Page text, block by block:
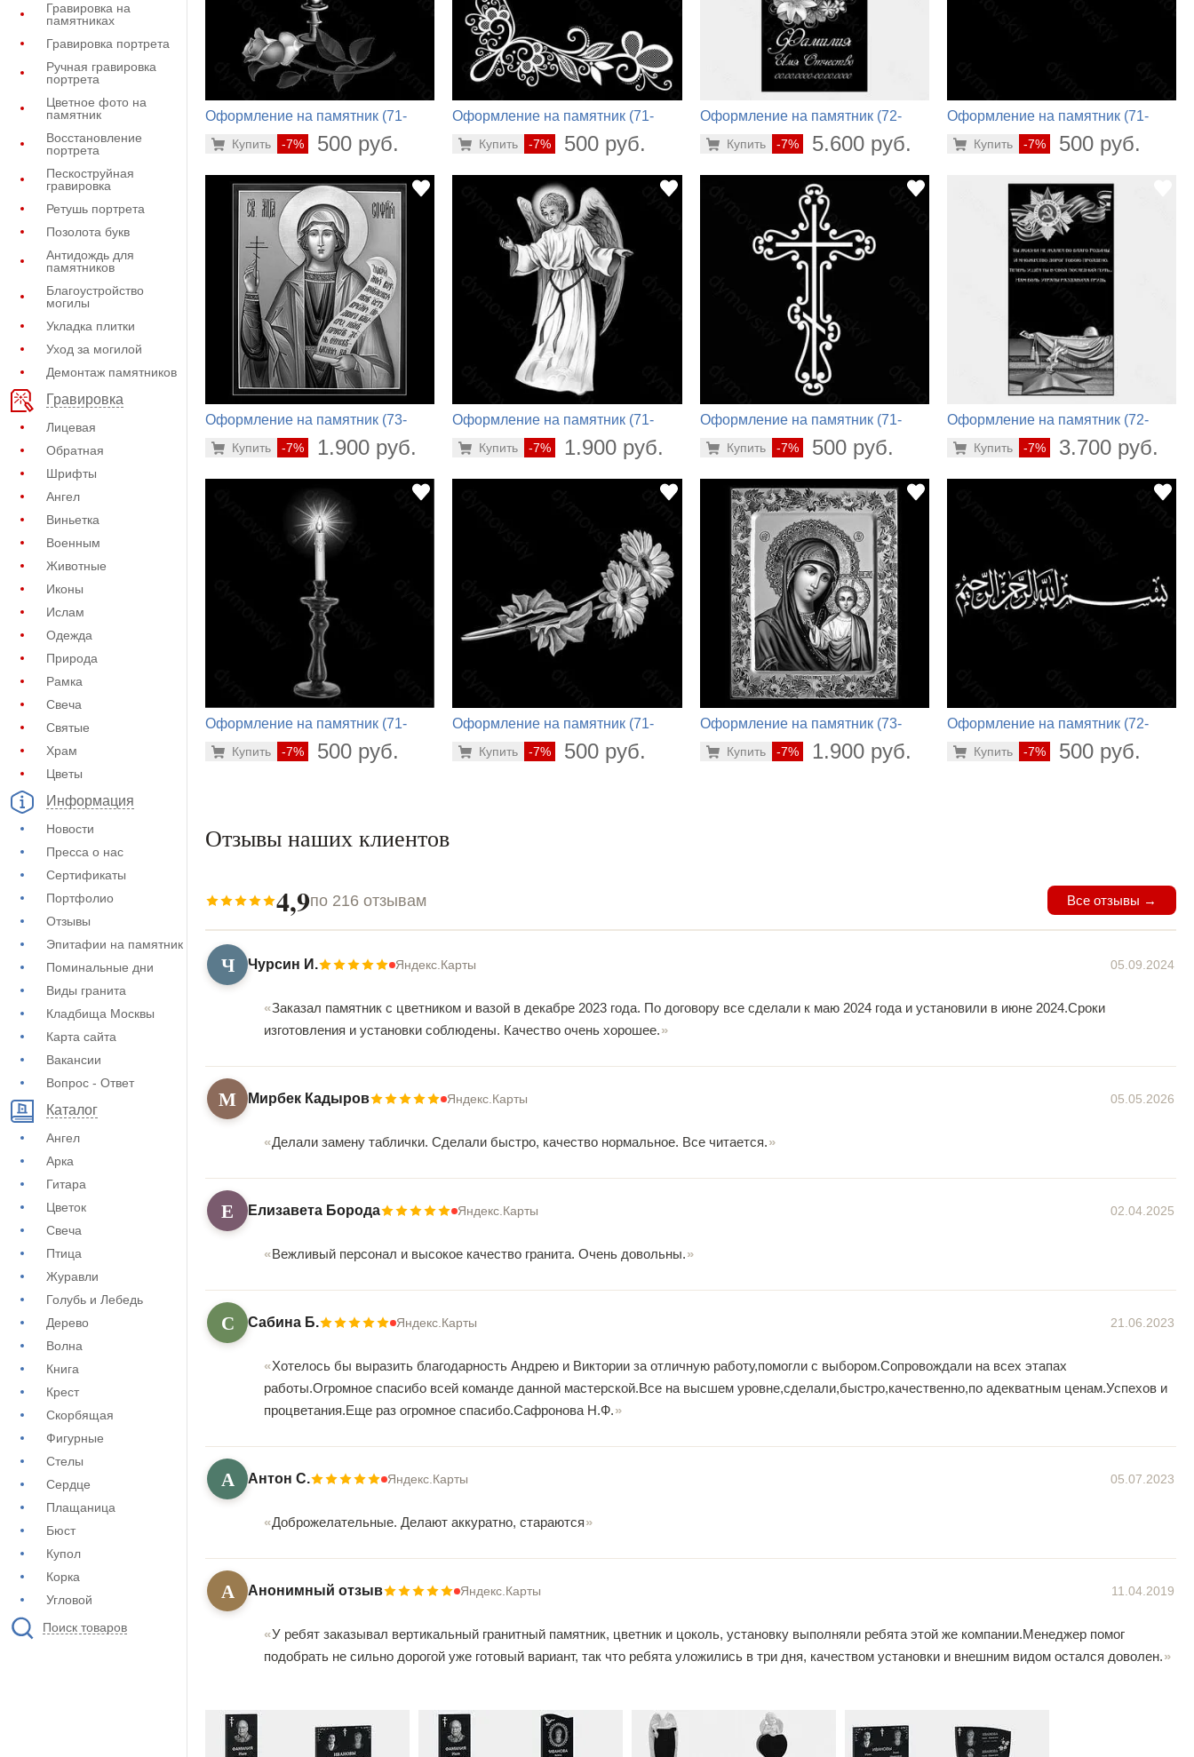
Гравировка на
памятниках
Гравировка портрета
Ручная гравировка
портрета
Цветное фото на
памятник
Восстановление
портрета
Пескоструйная
гравировка
Ретушь портрета
Позолота букв
Антидождь для
памятников
Благоустройство
могилы
Укладка плитки
Уход за могилой
Демонтаж памятников
Гравировка
Лицевая
Обратная
Шрифты
Ангел
Виньетка
Военным
Животные
Иконы
Ислам
Одежда
Природа
Рамка
Свеча
Святые
Храм
Цветы
Информация
Новости
Пресса о нас
Сертификаты
Портфолио
Отзывы
Эпитафии на памятник
Поминальные дни
Виды гранита
Кладбища Москвы
Карта сайта
Вакансии
Вопрос - Ответ
Каталог
Ангел
Арка
Гитара
Цветок
Свеча
Птица
Журавли
Голубь и Лебедь
Дерево
Волна
Книга
Крест
Скорбящая
Фигурные
Стелы
Сердце
Плащаница
Бюст
Купол
Корка
Угловой
Поиск товаров
Оформление на памятник (71-
-7% 500 руб.
Купить
Оформление на памятник (71-
-7% 500 руб.
Купить
Оформление на памятник (72-
-7% 5.600 руб.
Купить
Оформление на памятник (71-
-7% 500 руб.
Купить
Оформление на памятник (73-
-7% 1.900 руб.
Купить
Оформление на памятник (71-
-7% 1.900 руб.
Купить
Оформление на памятник (71-
-7% 500 руб.
Купить
Оформление на памятник (72-
-7% 3.700 руб.
Купить
Оформление на памятник (71-
-7% 500 руб.
Купить
Оформление на памятник (71-
-7% 500 руб.
Купить
Оформление на памятник (73-
-7% 1.900 руб.
Купить
Оформление на памятник (72-
-7% 500 руб.
Купить
Отзывы наших клиентов
4,9по 216 отзывам Все отзывы →
Ч Чурсин И. Яндекс.Карты 05.09.2024
Заказал памятник с цветником и вазой в декабре 2023 года. По договору все сделали к маю 2024 года и установили в июне 2024.Сроки
изготовления и установки соблюдены. Качество очень хорошее.
М Мирбек Кадыров Яндекс.Карты 05.05.2026
Делали замену таблички. Сделали быстро, качество нормальное. Все читается.
Е Елизавета Борода Яндекс.Карты 02.04.2025
Вежливый персонал и высокое качество гранита. Очень довольны.
С Сабина Б. Яндекс.Карты 21.06.2023
Хотелось бы выразить благодарность Андрею и Виктории за отличную работу,помогли с выбором.Сопровождали на всех этапах
работы.Огромное спасибо всей команде данной мастерской.Все на высшем уровне,сделали,быстро,качественно,по адекватным ценам.Успехов и
процветания.Еще раз огромное спасибо.Сафронова Н.Ф.
А Антон С. Яндекс.Карты 05.07.2023
Доброжелательные. Делают аккуратно, стараются
А Анонимный отзыв Яндекс.Карты 11.04.2019
У ребят заказывал вертикальный гранитный памятник, цветник и цоколь, установку выполняли ребята этой же компании.Менеджер помог
подобрать не сильно дорогой уже готовый вариант, так что ребята уложились в три дня, качеством установки и внешним видом остался доволен.